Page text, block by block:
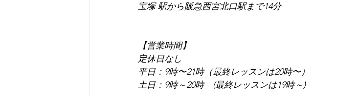
宝塚 駅から阪急西宮北口駅まで14分
【営業時間】
定休日なし
平日：9時〜21時（最終レッスンは20時〜）
土日：9時～20時　(最終レッスンは19時～)